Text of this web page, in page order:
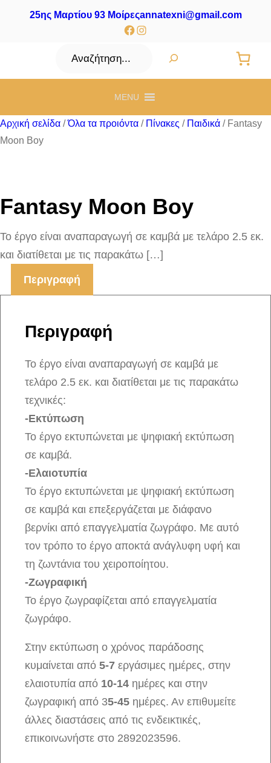
25ης Μαρτίου 93 Μοίρεςannatexni@gmail.com
Facebook
Instagram
Αναζήτηση
MENU
Αρχική σελίδα /Όλα τα προιόντα / Πίνακες / Παιδικά / Fantasy
Moon Boy
Fantasy Moon Boy
Το έργο είναι αναπαραγωγή σε καμβά με τελάρο 2.5 εκ.
και διατίθεται με τις παρακάτω […]
Περιγραφή
Περιγραφή
Το έργο είναι αναπαραγωγή σε καμβά με
τελάρο 2.5 εκ. και διατίθεται με τις παρακάτω
τεχνικές:
-Εκτύπωση
Το έργο εκτυπώνεται με ψηφιακή εκτύπωση
σε καμβά.
-Ελαιοτυπία
Το έργο εκτυπώνεται με ψηφιακή εκτύπωση
σε καμβά και επεξεργάζεται με διάφανο
βερνίκι από επαγγελματία ζωγράφο. Με αυτό
τον τρόπο το έργο αποκτά ανάγλυφη υφή και
τη ζωντάνια του χειροποίητου.
-Ζωγραφική
Το έργο ζωγραφίζεται από επαγγελματία
ζωγράφο.
Στην εκτύπωση ο χρόνος παράδοσης
κυμαίνεται από 5-7 εργάσιμες ημέρες, στην
ελαιοτυπία από 10-14 ημέρες και στην
ζωγραφική από 35-45 ημέρες. Αν επιθυμείτε
άλλες διαστάσεις από τις ενδεικτικές,
επικοινωνήστε στο 2892023596.